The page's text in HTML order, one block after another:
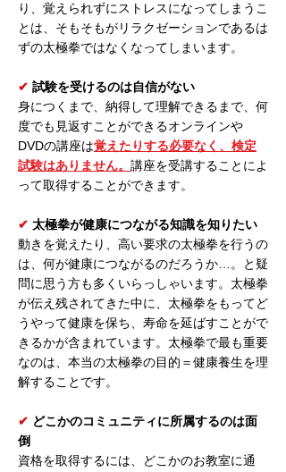
り、覚えられずにストレスになってしまうこ
とは、そもそもがリラクゼーションであるは
ずの太極拳ではなくなってしまいます。
✔︎ 試験を受けるのは自信がない
身につくまで、納得して理解できるまで、何
度でも見返すことができるオンラインや
DVDの講座は覚えたりする必要なく、検定
試験はありません。 講座を受講することによ
って取得することができます。
✔︎ 太極拳が健康につながる知識を知りたい
動きを覚えたり、高い要求の太極拳を行うの
は、何が健康につながるのだろうか…。と疑
問に思う方も多くいらっしゃいます。太極拳
が伝え残されてきた中に、太極拳をもってど
うやって健康を保ち、寿命を延ばすことがで
きるかが含まれています。太極拳で最も重要
なのは、本当の太極拳の目的＝健康養生を理
解することです。
✔︎ どこかのコミュニティに所属するのは面
倒
​資格を取得するには、どこかのお教室に通